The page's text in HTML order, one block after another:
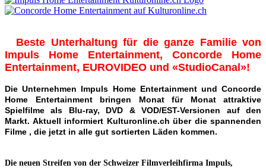
Beste Unterhaltung für die ganze Familie von
Impuls Home Entertainment, Concorde Home
Entertainment, EUROVIDEO und «StudioCanal»!
Die Unternehmen Impuls Home Entertainment und Concorde
Home Entertainment bringen Monat für Monat attraktive
Spielfilme als Blu-ray, DVD & VOD/EST-Versionen auf den
Markt. Aktuell informiert Kulturonline.ch über die spannenden
Filme , die jetzt in alle gut sortierten Läden kommen.
Die neuen Streifen von der Schweizer Filmverleihfirma Impuls,